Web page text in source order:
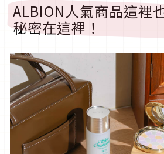
ALBION人氣商品這裡
秘密在這裡！